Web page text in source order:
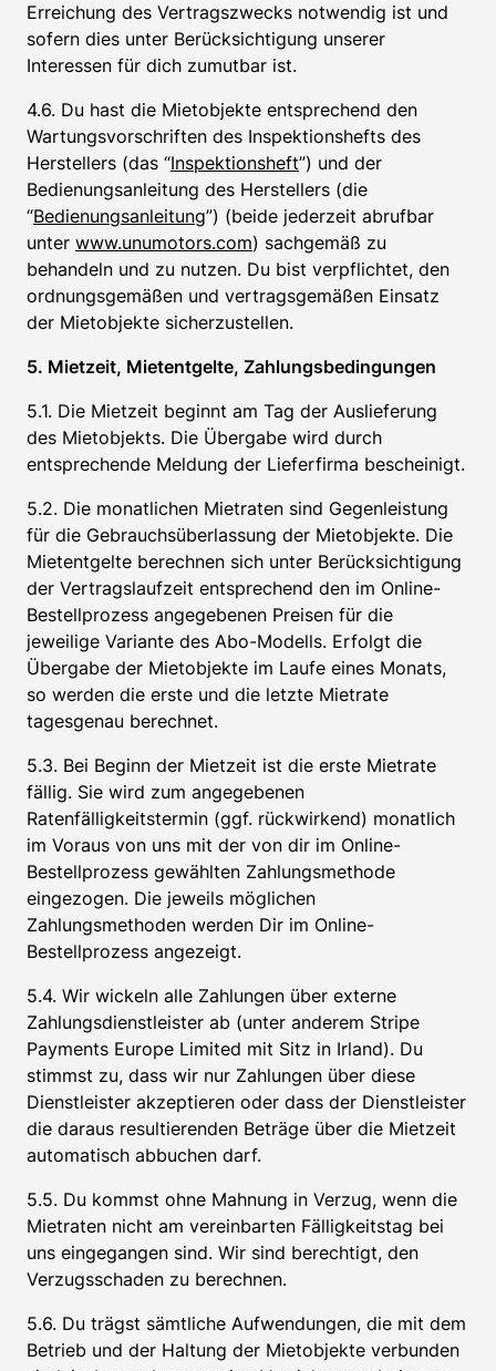
Erreichung des Vertragszwecks notwendig ist und
sofern dies unter Berücksichtigung unserer
Interessen für dich zumutbar ist.
4.6. Du hast die Mietobjekte entsprechend den
Wartungsvorschriften des Inspektionshefts des
Herstellers (das “Inspektionsheft”) und der
Bedienungsanleitung des Herstellers (die
“Bedienungsanleitung”) (beide jederzeit abrufbar
unter www.unumotors.com) sachgemäß zu
behandeln und zu nutzen. Du bist verpflichtet, den
ordnungsgemäßen und vertragsgemäßen Einsatz
der Mietobjekte sicherzustellen.
5. Mietzeit, Mietentgelte, Zahlungsbedingungen
5.1. Die Mietzeit beginnt am Tag der Auslieferung
des Mietobjekts. Die Übergabe wird durch
entsprechende Meldung der Lieferfirma bescheinigt.
5.2. Die monatlichen Mietraten sind Gegenleistung
für die Gebrauchsüberlassung der Mietobjekte. Die
Mietentgelte berechnen sich unter Berücksichtigung
der Vertragslaufzeit entsprechend den im Online-
Bestellprozess angegebenen Preisen für die
jeweilige Variante des Abo-Modells. Erfolgt die
Übergabe der Mietobjekte im Laufe eines Monats,
so werden die erste und die letzte Mietrate
tagesgenau berechnet.
5.3. Bei Beginn der Mietzeit ist die erste Mietrate
fällig. Sie wird zum angegebenen
Ratenfälligkeitstermin (ggf. rückwirkend) monatlich
im Voraus von uns mit der von dir im Online-
Bestellprozess gewählten Zahlungsmethode
eingezogen. Die jeweils möglichen
Zahlungsmethoden werden Dir im Online-
Bestellprozess angezeigt.
5.4. Wir wickeln alle Zahlungen über externe
Zahlungsdienstleister ab (unter anderem Stripe
Payments Europe Limited mit Sitz in Irland). Du
stimmst zu, dass wir nur Zahlungen über diese
Dienstleister akzeptieren oder dass der Dienstleister
die daraus resultierenden Beträge über die Mietzeit
automatisch abbuchen darf.
5.5. Du kommst ohne Mahnung in Verzug, wenn die
Mietraten nicht am vereinbarten Fälligkeitstag bei
uns eingegangen sind. Wir sind berechtigt, den
Verzugsschaden zu berechnen.
5.6. Du trägst sämtliche Aufwendungen, die mit dem
Betrieb und der Haltung der Mietobjekte verbunden